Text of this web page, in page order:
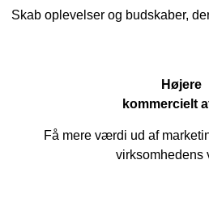
Skab oplevelser og budskaber,
Højere
kommercielt
Få mere værdi ud af
virksomhedens